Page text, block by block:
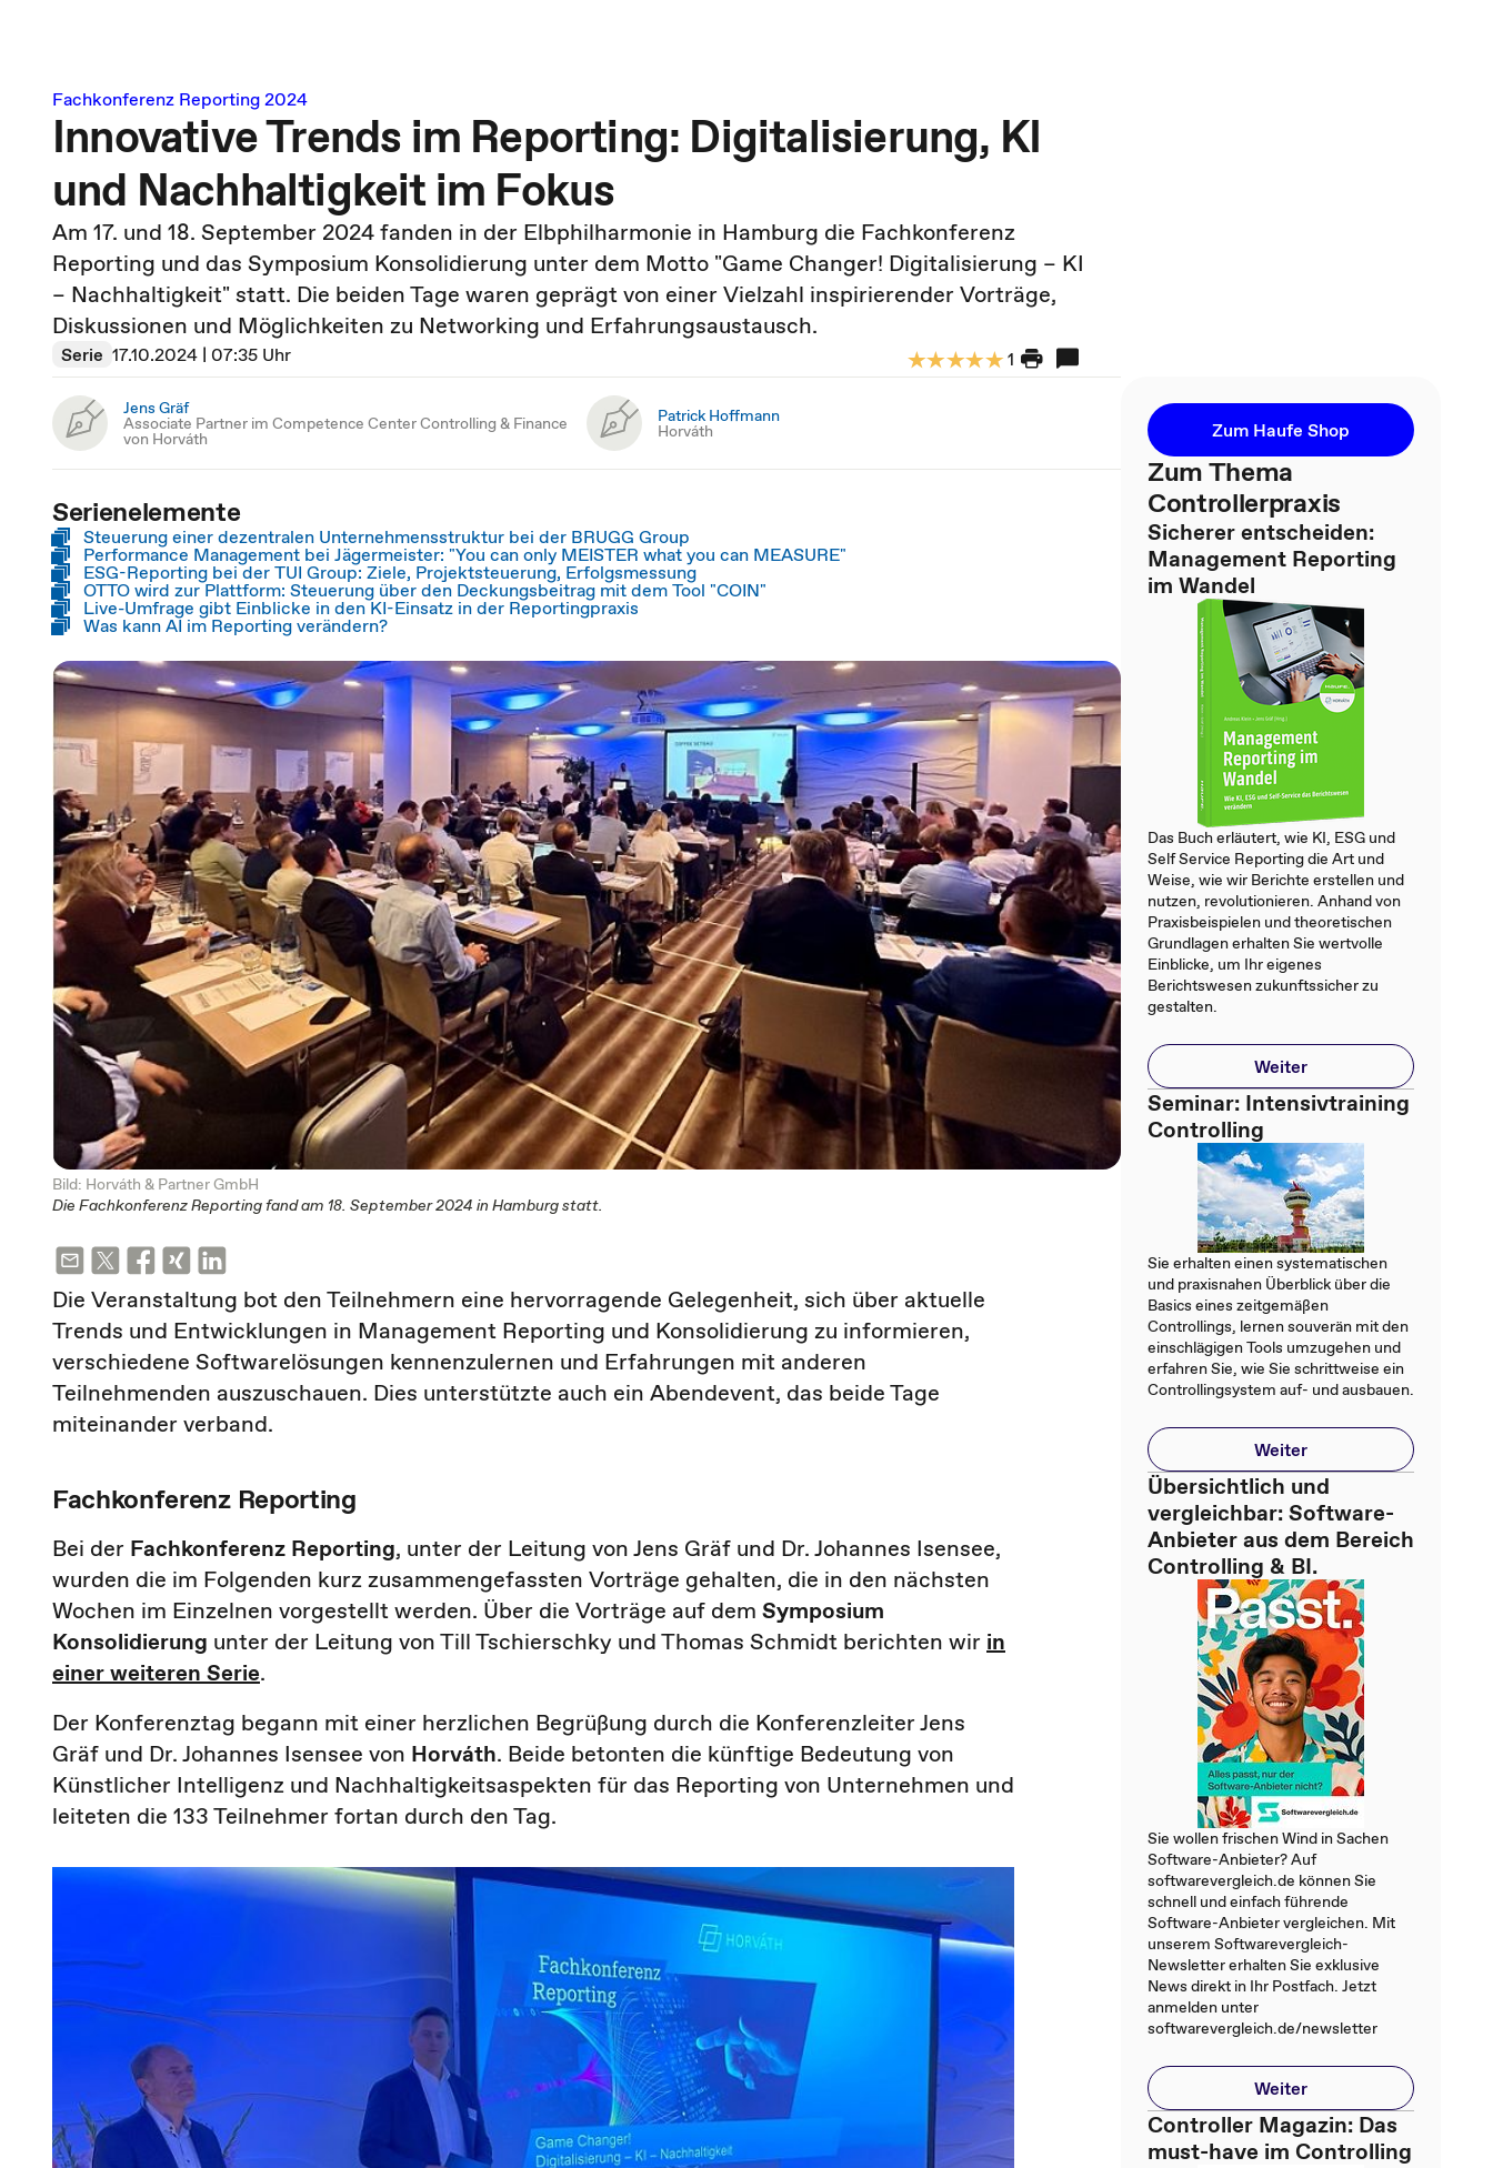
Fachkonferenz Reporting 2024
Innovative Trends im Reporting: Digitalisierung, KI
und Nachhaltigkeit im Fokus
Am 17. und 18. September 2024 fanden in der Elbphilharmonie in Hamburg die Fachkonferenz
Reporting und das Symposium Konsolidierung unter dem Motto "Game Changer! Digitalisierung – KI
– Nachhaltigkeit" statt. Die beiden Tage waren geprägt von einer Vielzahl inspirierender Vorträge,
Diskussionen und Möglichkeiten zu Networking und Erfahrungsaustausch.
Serie 17.10.2024 | 07:35 Uhr 1
Jens Gräf
Associate Partner im Competence Center Controlling & Finance
von Horváth
Patrick Hoffmann
Horváth
Serienelemente
Steuerung einer dezentralen Unternehmensstruktur bei der BRUGG Group
Performance Management bei Jägermeister: "You can only MEISTER what you can MEASURE"
ESG-Reporting bei der TUI Group: Ziele, Projektsteuerung, Erfolgsmessung
OTTO wird zur Plattform: Steuerung über den Deckungsbeitrag mit dem Tool "COIN"
Live-Umfrage gibt Einblicke in den KI-Einsatz in der Reportingpraxis
Was kann AI im Reporting verändern?
Bild: Horváth & Partner GmbH
Die Fachkonferenz Reporting fand am 18. September 2024 in Hamburg statt.
Die Veranstaltung bot den Teilnehmern eine hervorragende Gelegenheit, sich über aktuelle
Trends und Entwicklungen in Management Reporting und Konsolidierung zu informieren,
verschiedene Softwarelösungen kennenzulernen und Erfahrungen mit anderen
Teilnehmenden auszuschauen. Dies unterstützte auch ein Abendevent, das beide Tage
miteinander verband.
Fachkonferenz Reporting
Bei der Fachkonferenz Reporting, unter der Leitung von Jens Gräf und Dr. Johannes Isensee,
wurden die im Folgenden kurz zusammengefassten Vorträge gehalten, die in den nächsten
Wochen im Einzelnen vorgestellt werden. Über die Vorträge auf dem Symposium
Konsolidierung unter der Leitung von Till Tschierschky und Thomas Schmidt berichten wir in
einer weiteren Serie.
Der Konferenztag begann mit einer herzlichen Begrüßung durch die Konferenzleiter Jens
Gräf und Dr. Johannes Isensee von Horváth. Beide betonten die künftige Bedeutung von
Künstlicher Intelligenz und Nachhaltigkeitsaspekten für das Reporting von Unternehmen und
leiteten die 133 Teilnehmer fortan durch den Tag.
Zum Haufe Shop
Zum Thema
Controllerpraxis
Sicherer entscheiden:
Management Reporting
im Wandel
Das Buch erläutert, wie KI, ESG und
Self Service Reporting die Art und
Weise, wie wir Berichte erstellen und
nutzen, revolutionieren. Anhand von
Praxisbeispielen und theoretischen
Grundlagen erhalten Sie wertvolle
Einblicke, um Ihr eigenes
Berichtswesen zukunftssicher zu
gestalten.
Weiter
Seminar: Intensivtraining
Controlling
Sie erhalten einen systematischen
und praxisnahen Überblick über die
Basics eines zeitgemäßen
Controllings, lernen souverän mit den
einschlägigen Tools umzugehen und
erfahren Sie, wie Sie schrittweise ein
Controllingsystem auf- und ausbauen.
Weiter
Übersichtlich und
vergleichbar: Software-
Anbieter aus dem Bereich
Controlling & BI.
Sie wollen frischen Wind in Sachen
Software-Anbieter? Auf
softwarevergleich.de können Sie
schnell und einfach führende
Software-Anbieter vergleichen. Mit
unserem Softwarevergleich-
Newsletter erhalten Sie exklusive
News direkt in Ihr Postfach. Jetzt
anmelden unter
softwarevergleich.de/newsletter
Weiter
Controller Magazin: Das
must-have im Controlling